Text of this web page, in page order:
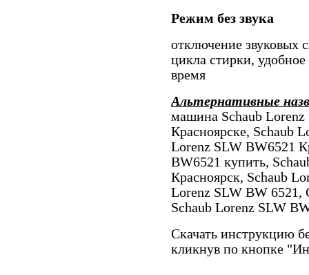
Режим без звука
отключение звуковых
цикла стирки,
время
Альтернативные
машина Schaub Lorenz
Красноярске, Schaub
Lorenz SLW BW6521
BW6521 купить,
Красноярск, Schaub
Lorenz SLW BW
Schaub Lorenz SLW
Скачать инструкцию
кликнув по кнопке